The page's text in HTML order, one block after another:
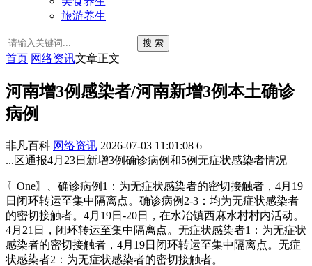
旅游养生
搜 索
首页 网络资讯文章正文
河南增3例感染者/河南新增3例本土确诊
病例
非凡百科 网络资讯 2026-07-03 11:01:08 6
...区通报4月23日新增3例确诊病例和5例无症状感染者情况
〖One〗、确诊病例1：为无症状感染者的密切接触者，4月19
日闭环转运至集中隔离点。确诊病例2-3：均为无症状感染者
的密切接触者。4月19日-20日，在水冶镇西麻水村村内活动。
4月21日，闭环转运至集中隔离点。无症状感染者1：为无症状
感染者的密切接触者，4月19日闭环转运至集中隔离点。无症
状感染者2：为无症状感染者的密切接触者。